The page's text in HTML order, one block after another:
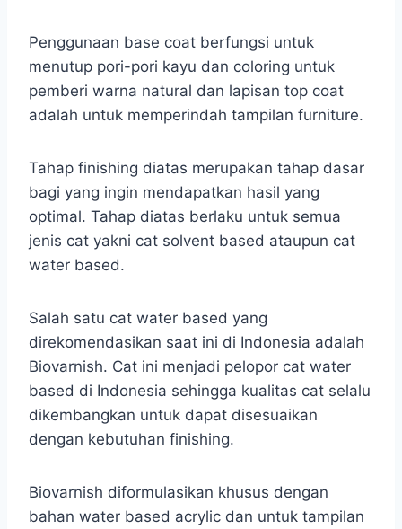
Penggunaan base coat berfungsi untuk
menutup pori-pori kayu dan coloring untuk
pemberi warna natural dan lapisan top coat
adalah untuk memperindah tampilan furniture.
Tahap finishing diatas merupakan tahap dasar
bagi yang ingin mendapatkan hasil yang
optimal. Tahap diatas berlaku untuk semua
jenis cat yakni cat solvent based ataupun cat
water based.
Salah satu cat water based yang
direkomendasikan saat ini di Indonesia adalah
Biovarnish. Cat ini menjadi pelopor cat water
based di Indonesia sehingga kualitas cat selalu
dikembangkan untuk dapat disesuaikan
dengan kebutuhan finishing.
Biovarnish diformulasikan khusus dengan
bahan water based acrylic dan untuk tampilan